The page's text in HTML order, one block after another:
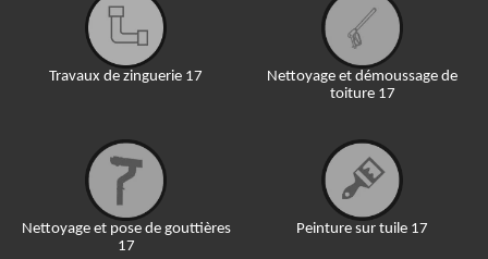
Travaux de zinguerie 17
Nettoyage et pose de gouttières
17
Nettoyage et démoussage de
toiture 17
Peinture sur tuile 17